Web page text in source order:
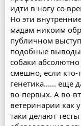
идти в ногу со
Но эти
мадам никоим
публичном
подобные
собаки
смешно, если кто-
генетика...... еще
во-первых. А во-
ветеринарии как
таки делают